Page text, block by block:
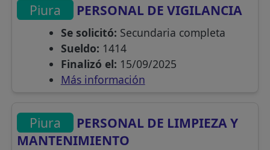
Piura PERSONAL DE VIGILANCIA
Se solicitó: Secundaria completa
Sueldo: 1414
Finalizó el: 15/09/2025
Más información
Piura
PERSONAL DE LIMPIEZA Y
MANTENIMIENTO